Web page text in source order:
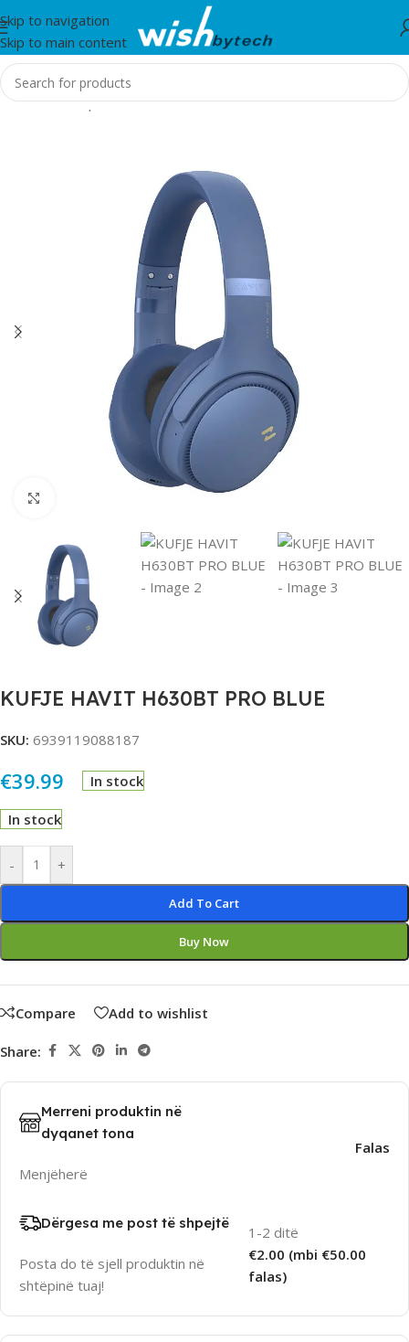
Skip to navigation
Skip to main content
Home/Headphones
KUFJE HAVIT H630BT PRO BLUE
SKU: 6939119088187
€39.99 In stock
In stock
- +
Add To Cart
Buy Now
Alternative:
Compare Add to wishlist
Share:
Merreni produktin në
dyqanet tona
Menjëherë
Falas
Dërgesa me post të shpejtë
Posta do të sjell produktin në
shtëpinë tuaj!
1-2 ditë
€2.00 (mbi €50.00
falas)